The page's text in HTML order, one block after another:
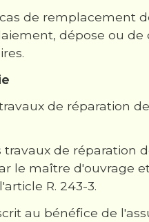
de remplacement
dépose ou de
de réparation
de réparation
le maître d'ouvrage
R. 243-3.
au bénéfice de